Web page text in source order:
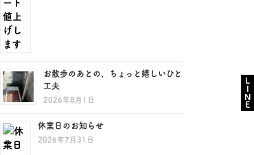
お散歩のあとの、ちょっと嬉しいひと
工夫
2026年8月1日
休業日のお知らせ
2026年7月31日
LINE